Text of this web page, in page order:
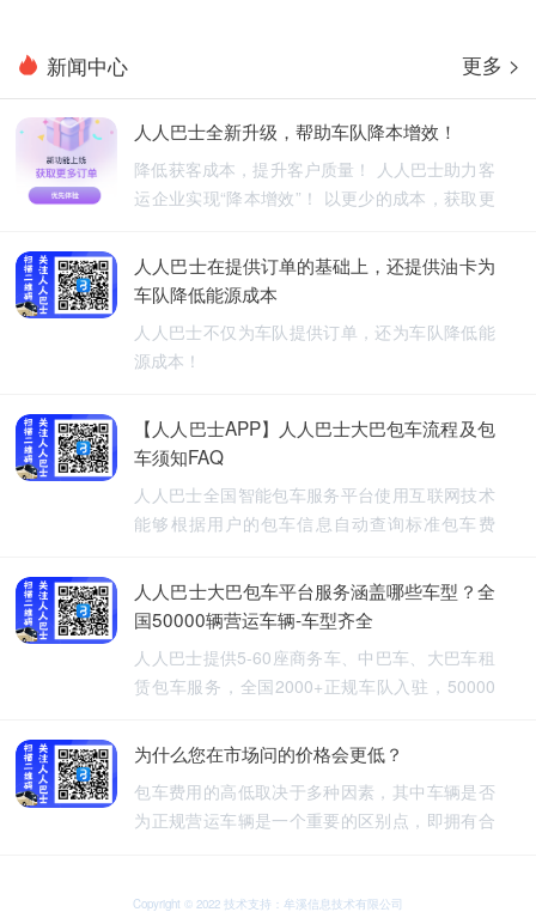
人人巴士五一放假通知-杭州包车网
人人巴士春节放假通知-杭州包车网
新闻中心 更多 >
人人巴士全新升级，帮助车队降本增效！
降低获客成本，提升客户质量！ 人人巴士助力客
运企业实现“降本增效”！ 以更少的成本，获取更
人人巴士在提供订单的基础上，还提供油卡为
车队降低能源成本
人人巴士不仅为车队提供订单，还为车队降低能
源成本！
【人人巴士APP】人人巴士大巴包车流程及包
车须知FAQ
人人巴士全国智能包车服务平台使用互联网技术
能够根据用户的包车信息自动查询标准包车费
车、长期包车、接送飞机、厂班车、校车、婚庆
租车等包车带司机服务。
人人巴士大巴包车平台服务涵盖哪些车型？全
国50000辆营运车辆-车型齐全
人人巴士提供5-60座商务车、中巴车、大巴车租
赁包车服务，全国2000+正规车队入驻，50000
行更安全
为什么您在市场问的价格会更低？
包车费用的高低取决于多种因素，其中车辆是否
为正规营运车辆是一个重要的区别点，即拥有合
可能会提供较低的包车费用，因为它们不需要承
Copyright © 2022 技术支持：牟溪信息技术有限公司